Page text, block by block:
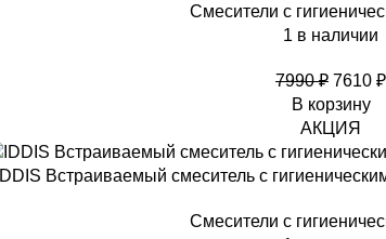
Смесители с
1 в наличии
7990₽ 7610 ₽
В корзину
АКЦИЯ
IDDIS Встраиваемый смеситель с
Смесители с